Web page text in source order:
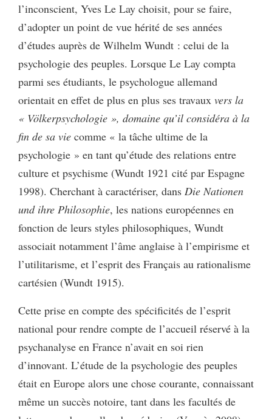
l’inconscient, Yves Le Lay choisit, pour se faire,
d’adopter un point de vue hérité de ses années
d’études auprès de Wilhelm Wundt : celui de la
psychologie des peuples. Lorsque Le Lay compta
parmi ses étudiants, le psychologue allemand
orientait en effet de plus en plus ses travaux vers la
« Völkerpsychologie », domaine qu’il considéra à la
fin de sa vie comme « la tâche ultime de la
psychologie » en tant qu’étude des relations entre
culture et psychisme (Wundt 1921 cité par Espagne
1998). Cherchant à caractériser, dans Die Nationen
und ihre Philosophie, les nations européennes en
fonction de leurs styles philosophiques, Wundt
associait notamment l’âme anglaise à l’empirisme et
l’utilitarisme, et l’esprit des Français au rationalisme
cartésien (Wundt 1915).
Cette prise en compte des spécificités de l’esprit
national pour rendre compte de l’accueil réservé à la
psychanalyse en France n’avait en soi rien
d’innovant. L’étude de la psychologie des peuples
était en Europe alors une chose courante, connaissant
même un succès notoire, tant dans les facultés de